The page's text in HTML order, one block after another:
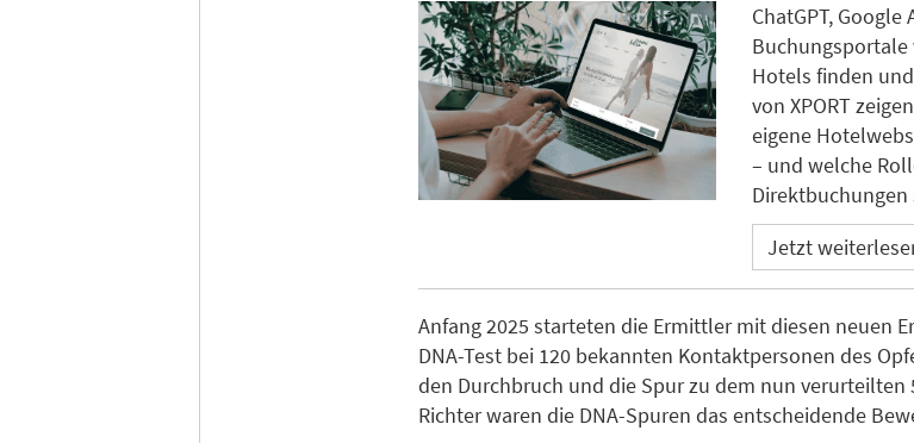
ChatGPT, Google
Buchungsportale
Hotels finden
von XPORT
eigene
– und welche
Jetzt
Anfang 2025 starteten die Ermittler mit diesen neuen
DNA-Test bei 120 bekannten Kontaktpersonen des
den Durchbruch und die Spur zu dem nun verurteilten
Richter waren die DNA-Spuren das entscheidende